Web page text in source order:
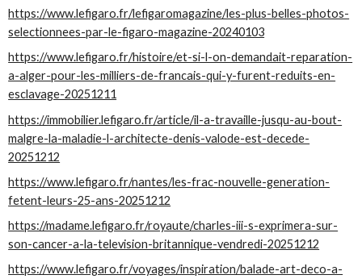
https://www.lefigaro.fr/lefigaromagazine/les-plus-belles-photos-
selectionnees-par-le-figaro-magazine-20240103
https://www.lefigaro.fr/histoire/et-si-l-on-demandait-reparation-
a-alger-pour-les-milliers-de-francais-qui-y-furent-reduits-en-
esclavage-20251211
https://immobilier.lefigaro.fr/article/il-a-travaille-jusqu-au-bout-
malgre-la-maladie-l-architecte-denis-valode-est-decede-
20251212
https://www.lefigaro.fr/nantes/les-frac-nouvelle-generation-
fetent-leurs-25-ans-20251212
https://madame.lefigaro.fr/royaute/charles-iii-s-exprimera-sur-
son-cancer-a-la-television-britannique-vendredi-20251212
https://www.lefigaro.fr/voyages/inspiration/balade-art-deco-a-